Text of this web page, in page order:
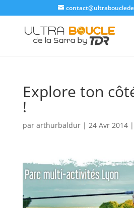
Explore ton
!
par arthurbaldur| 24 Avr 2014|